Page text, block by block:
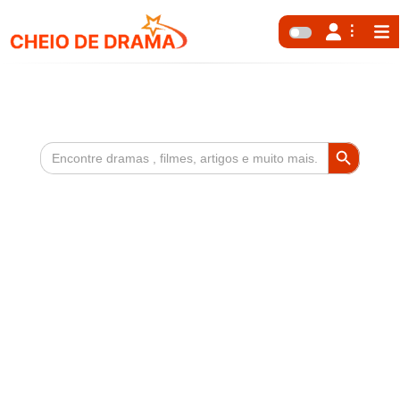
Search
for:
Search Button